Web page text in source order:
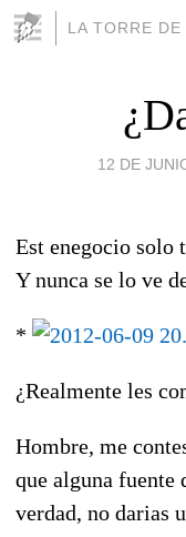
LA TORRE
12 DE
Est enegocio solo
Y nunca se lo ve
*
¿Realmente les
Hombre, me
que alguna fuente
verdad, no darias